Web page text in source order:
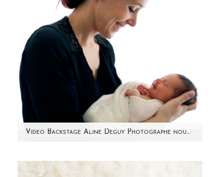
Video Backstage Aline Deguy Photographe nouveau-né, bébé et femme enceinte – Paris
l'ambiance d'une séance photo nouveau-né ?